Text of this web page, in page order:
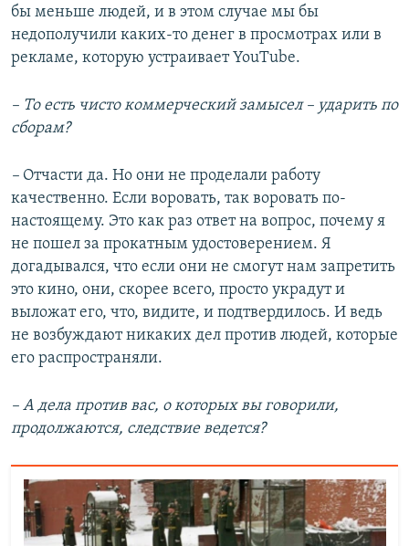
бы меньше людей, и в этом случае мы бы
недополучили каких-то денег в просмотрах или в
рекламе, которую устраивает YouTube.
– То есть чисто коммерческий замысел – ударить по
сборам?
– Отчасти да. Но они не проделали работу
качественно. Если воровать, так воровать по-
настоящему. Это как раз ответ на вопрос, почему я
не пошел за прокатным удостоверением. Я
догадывался, что если они не смогут нам запретить
это кино, они, скорее всего, просто украдут и
выложат его, что, видите, и подтвердилось. И ведь
не возбуждают никаких дел против людей, которые
его распространяли.
– А дела против вас, о которых вы говорили,
продолжаются, следствие ведется?